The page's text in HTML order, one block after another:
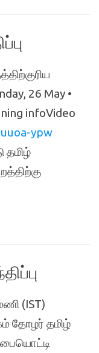
26 May •
infoVideo
ypw
தமிழ்
(IST)
தோழர் தமிழ்